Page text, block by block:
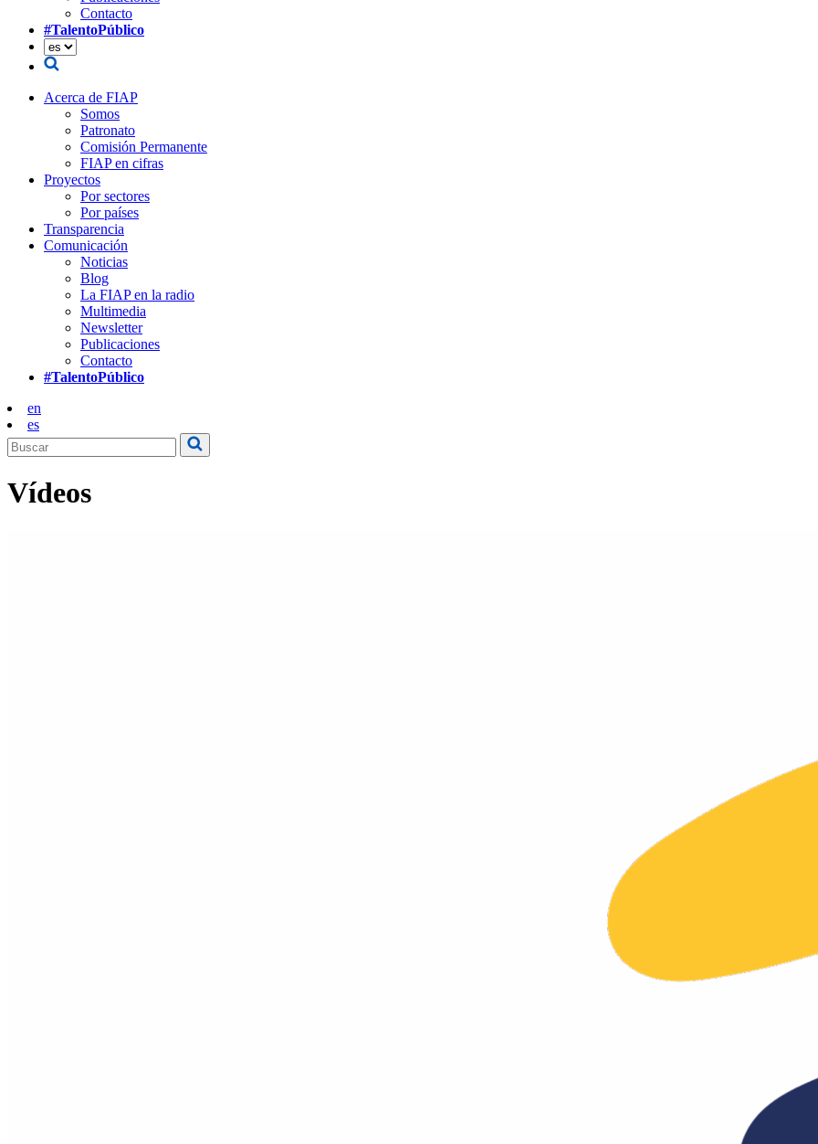
Contacto
#TalentoPúblico
Acerca de FIAP
Somos
Patronato
Comisión Permanente
FIAP en cifras
Proyectos
Por sectores
Por países
Transparencia
Comunicación
Noticias
Blog
La FIAP en la radio
Multimedia
Newsletter
Publicaciones
Contacto
#TalentoPúblico
en
es
Vídeos